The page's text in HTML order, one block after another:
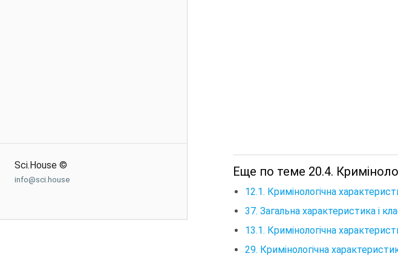
Sci.House ©
info@sci.house
Еще по теме 20.4.
12.1. Кримінологічна
37. Загальна характеристика і
13.1. Кримінологічна
29. Кримінологічна